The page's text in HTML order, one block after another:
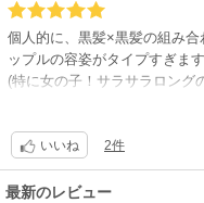
個人的に、黒髪×黒髪の組み
ップルの容姿がタイプすぎます
(特に女の子！サラサラロン
中でも結構上位に入ります。
(女の子が「部長」って呼ぶた
いいね 2件
最新のレビュー